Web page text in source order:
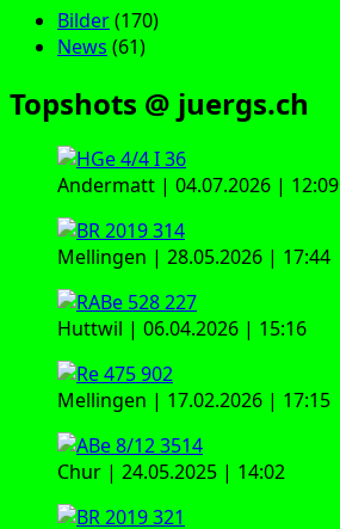
Bilder(170)
News (61)
Topshots @ juergs.ch
Andermatt | 04.07.2026 | 12:09
Mellingen | 28.05.2026 | 17:44
Huttwil | 06.04.2026 | 15:16
Mellingen | 17.02.2026 | 17:15
Chur | 24.05.2025 | 14:02